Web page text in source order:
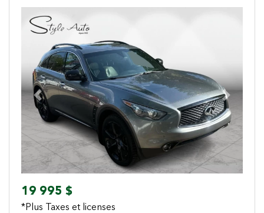
Previous Next
19 995 $
*Plus Taxes et licenses